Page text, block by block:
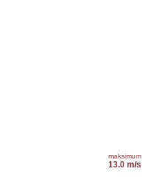
maksimum
13.0 m/s